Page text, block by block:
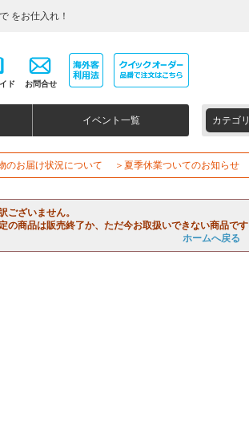
をお仕入れ！
ド お問合せ
イベント一覧 カテゴ
のお届け状況について ＞夏季休業ついてのお知らせ
ございません。
の商品は販売終了か、ただ今お取扱いできない商品です
ホームへ戻る